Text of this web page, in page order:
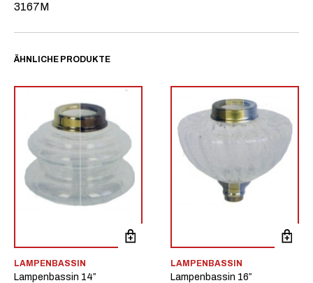
3167M
ÄHNLICHE PRODUKTE
LAMPENBASSIN
Lampenbassin 14″
LAMPENBASSIN
Lampenbassin 16″